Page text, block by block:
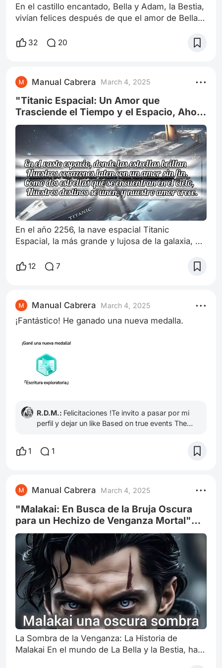
En el castillo encantado, Bella y Adam, la Bestia,
vivían felices después de que el amor de Bella
Adam en una bestia. Habían construido una vida
con los ojos azules de su padre y el cabello
oscuro de su madre. Bella y Adam estaban
emocionados de conocer a su hijo
32 20
Manual Cabrera March 4, 2025
"Titanic Espacial: Un Amor que
Trasciende el Tiempo y el Espacio, Ahora
Está Sobre las Estrellas" Tu eres mi
universo
En el año 2256, la nave espacial Titanic
Espacial, la más grande y lujosa de la galaxia, se
hacia el planeta Marte. A bordo, se encontraban
una heredera de una familia rica, y Jack
Dawson, un joven artista y aventurero. La nave
espacial Titanic Espacial era
12 7
Manual Cabrera March 4, 2025
¡Fantástico! He ganado una nueva medalla.
R.D.M.: Felicitaciones !Te invito a pasar por mi
perfil y dejar un like Based on true events The
1 1
Manual Cabrera March 4, 2025
"Malakai: En Busca de la Bruja Oscura
para un Hechizo de Venganza Mortal"
"Malakai: La Sombra que Acecha el
Trono de Ada
La Sombra de la Venganza: La Historia de
Malakai En el mundo de La Bella y la Bestia, hay